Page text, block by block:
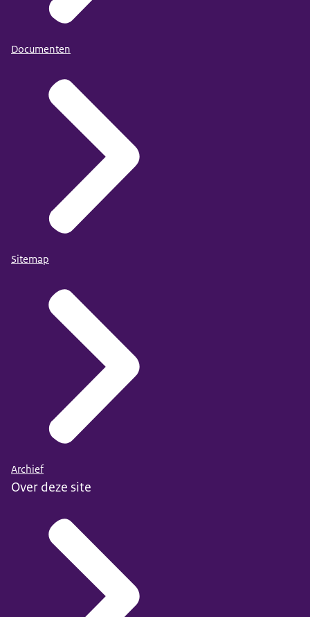
Documenten
Sitemap
Archief
Over deze site